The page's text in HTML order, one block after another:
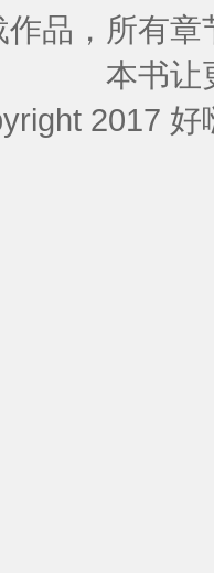
品，所有
本书让
2017